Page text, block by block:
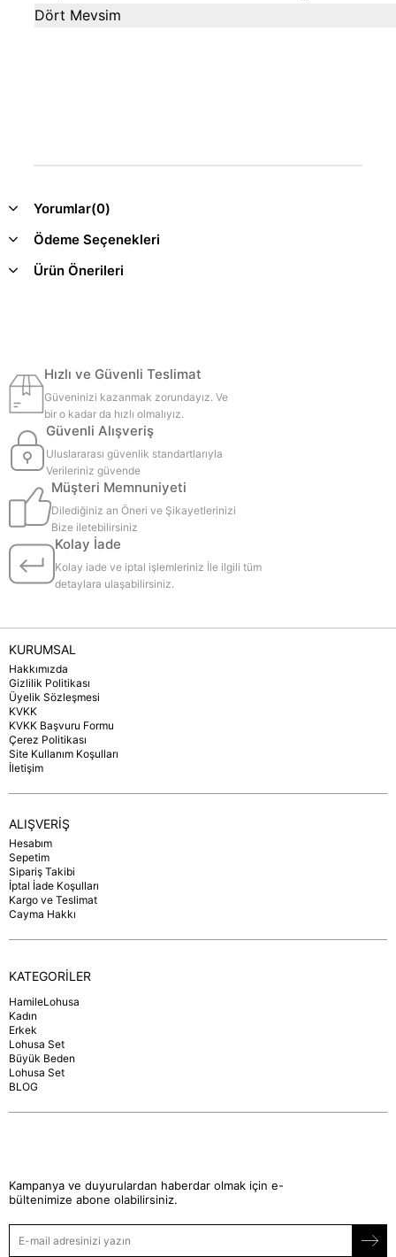
Dört Mevsim
Yorumlar(0)
Ödeme Seçenekleri
Ürün Önerileri
Hızlı ve Güvenli Teslimat
Güveninizi kazanmak zorundayız. Ve
bir o kadar da hızlı olmalıyız.
Güvenli Alışveriş
Uluslararası güvenlik standartlarıyla
Verileriniz güvende
Müşteri Memnuniyeti
Dilediğiniz an Öneri ve Şikayetlerinizi
Bize iletebilirsiniz
Kolay İade
Kolay iade ve iptal işlemleriniz İle ilgili tüm
detaylara ulaşabilirsiniz.
KURUMSAL
Hakkımızda
Gizlilik Politikası
Üyelik Sözleşmesi
KVKK
KVKK Başvuru Formu
Çerez Politikası
Site Kullanım Koşulları
İletişim
ALIŞVERİŞ
Hesabım
Sepetim
Sipariş Takibi
İptal İade Koşulları
Kargo ve Teslimat
Cayma Hakkı
KATEGORİLER
HamileLohusa
Kadın
Erkek
Lohusa Set
Büyük Beden
Lohusa Set
BLOG
Kampanya ve duyurulardan haberdar olmak için e-
bültenimize abone olabilirsiniz.